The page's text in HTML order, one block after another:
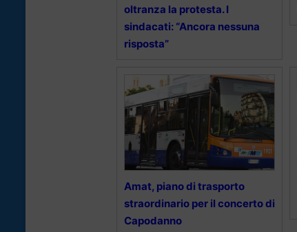
oltranza la protesta. I
sindacati: “Ancora nessuna
risposta”
Amat, piano di trasporto
straordinario per il concerto di
Capodanno